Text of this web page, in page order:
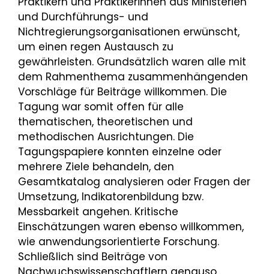
und Durchführungs- und
Nichtregierungsorganisationen erwünscht,
um einen regen Austausch zu
gewährleisten. Grundsätzlich waren alle mit
dem Rahmenthema zusammenhängenden
Vorschläge für Beiträge willkommen. Die
Tagung war somit offen für alle
thematischen, theoretischen und
methodischen Ausrichtungen. Die
Tagungspapiere konnten einzelne oder
mehrere Ziele behandeln, den
Gesamtkatalog analysieren oder Fragen der
Umsetzung, Indikatorenbildung bzw.
Messbarkeit angehen. Kritische
Einschätzungen waren ebenso willkommen,
wie anwendungsorientierte Forschung.
Schließlich sind Beiträge von